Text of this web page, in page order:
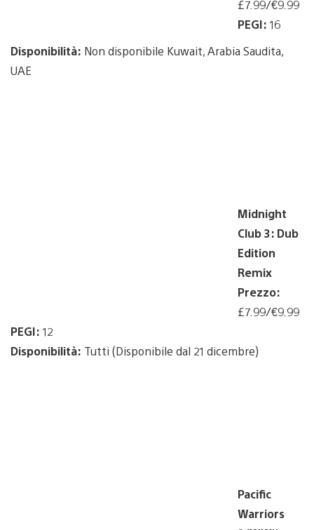
£7.99/€9.99
PEGI: 16
Disponibilità: Non disponibile Kuwait, Arabia Saudita,
UAE
Midnight
Club 3: Dub
Edition
Remix
Prezzo:
£7.99/€9.99
PEGI: 12
Disponibilità: Tutti (Disponibile dal 21 dicembre)
Pacific
Warriors